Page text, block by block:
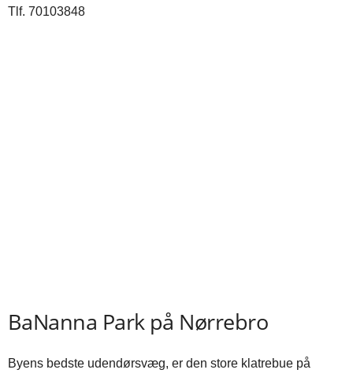
Tlf. 70103848
BaNanna Park på Nørrebro
Byens bedste udendørsvæg, er den store klatrebue på